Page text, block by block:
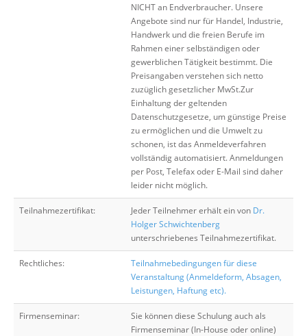
NICHT an Endverbraucher. Unsere
Angebote sind nur für Handel, Industrie,
Handwerk und die freien Berufe im
Rahmen einer selbständigen oder
gewerblichen Tätigkeit bestimmt. Die
Preisangaben verstehen sich netto
zuzüglich gesetzlicher MwSt.Zur
Einhaltung der geltenden
Datenschutzgesetze, um günstige Preise
zu ermöglichen und die Umwelt zu
schonen, ist das Anmeldeverfahren
vollständig automatisiert. Anmeldungen
per Post, Telefax oder E-Mail sind daher
leider nicht möglich.
Teilnahmezertifikat: Jeder Teilnehmer erhält ein von Dr.
Holger Schwichtenberg
unterschriebenes Teilnahmezertifikat.
Rechtliches:
Teilnahmebedingungen für diese
Veranstaltung (Anmeldeform, Absagen,
Leistungen, Haftung etc).
Firmenseminar:
Sie können diese Schulung auch als
Firmenseminar (In-House oder online)